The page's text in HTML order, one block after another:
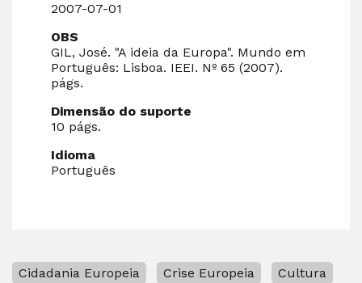
2007-07-01
OBS
GIL, José. "A ideia da Europa". Mundo em
Português: Lisboa. IEEI. Nº 65 (2007).
págs.
Dimensão do suporte
10 págs.
Idioma
Português
Cidadania Europeia Crise Europeia
Cultura